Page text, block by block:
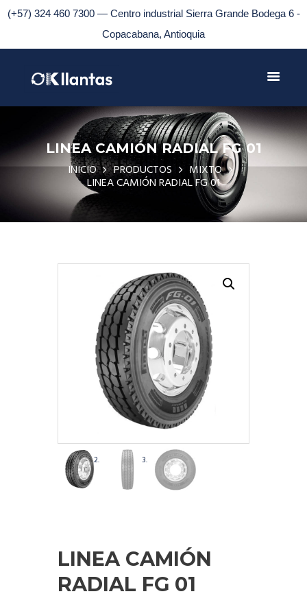
(+57) 324 460 7300 — Centro industrial Sierra Grande Bodega 6 -
Copacabana, Antioquia
LINEA CAMIÓN RADIAL FG 01
INICIO PRODUCTOS MIXTO
LINEA CAMIÓN RADIAL FG 01
LINEA CAMIÓN
RADIAL FG 01